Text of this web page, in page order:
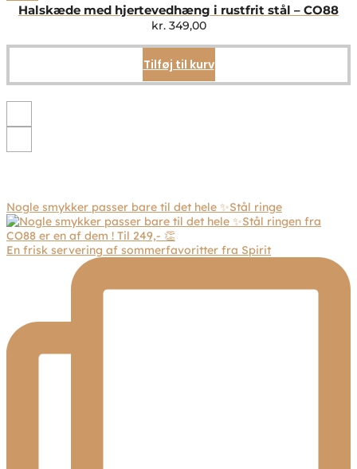
Mulighederne
på
Halskæde med hjertevedhæng i rustfrit stål – CO88
kr.349,00
Tilføj til kurv
Nogle smykker passer bare til det hele ✨Stål ringe
En frisk servering af sommerfavoritter fra Spirit